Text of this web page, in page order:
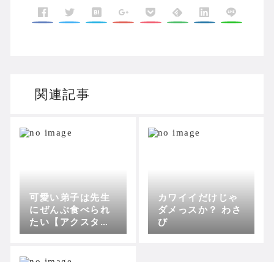
関連記事
可愛い弟子は先生
にぜんぶ食べられ
たい【アクスタセ
ット】 わさび
カワイイだけじゃ
ダメっスか？ わさ
び